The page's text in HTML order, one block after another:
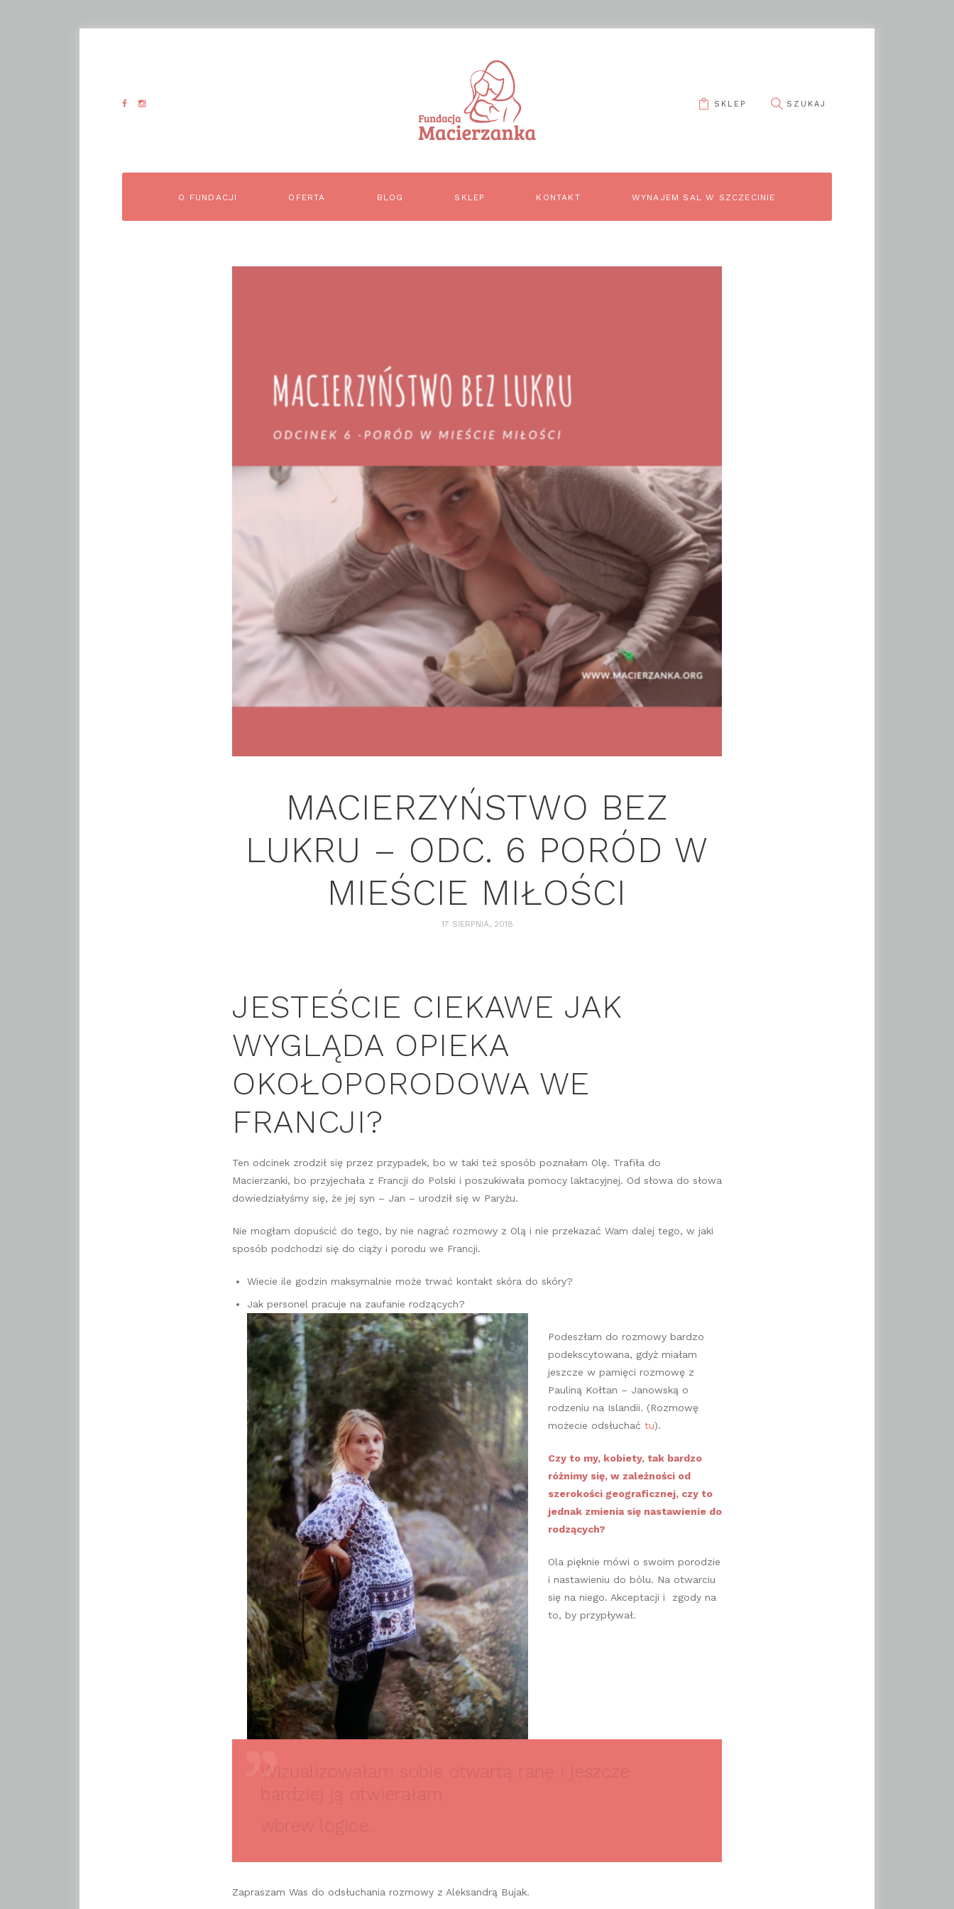
SKLEP
O FUNDACJI OFERTA BLOG SKLEP KONTAKT WYNAJEM SAL W SZCZECINIE
MACIERZYŃSTWO BEZ
LUKRU – ODC. 6 PORÓD W
MIEŚCIE MIŁOŚCI
17 SIERPNIA, 2018
JESTEŚCIE CIEKAWE JAK
WYGLĄDA OPIEKA
OKOŁOPORODOWA WE
FRANCJI?
Ten odcinek zrodził się przez przypadek, bo w taki też sposób poznałam Olę. Trafiła do
Macierzanki, bo przyjechała z Francji do Polski i poszukiwała pomocy laktacyjnej. Od słowa do słowa
dowiedziałyśmy się, że jej syn – Jan – urodził się w Paryżu.
Nie mogłam dopuścić do tego, by nie nagrać rozmowy z Olą i nie przekazać Wam dalej tego, w jaki
sposób podchodzi się do ciąży i porodu we Francji.
Wiecie ile godzin maksymalnie może trwać kontakt skóra do skóry?
Jak personel pracuje na zaufanie rodzących?
Podeszłam do rozmowy bardzo
podekscytowana, gdyż miałam
jeszcze w pamięci rozmowę z
Pauliną Kołtan – Janowską o
rodzeniu na Islandii. (Rozmowę
możecie odsłuchać tu).
Czy to my, kobiety, tak bardzo
różnimy się, w zależności od
szerokości geograficznej, czy to
jednak zmienia się nastawienie do
rodzących?
Ola pięknie mówi o swoim porodzie
i nastawieniu do bólu. Na otwarciu
się na niego. Akceptacji i zgody na
to, by przypływał.
Wizualizowałam sobie otwartą ranę i jeszcze
bardziej ją otwierałam.
wbrew logice.
Zapraszam Was do odsłuchania rozmowy z Aleksandrą Bujak.